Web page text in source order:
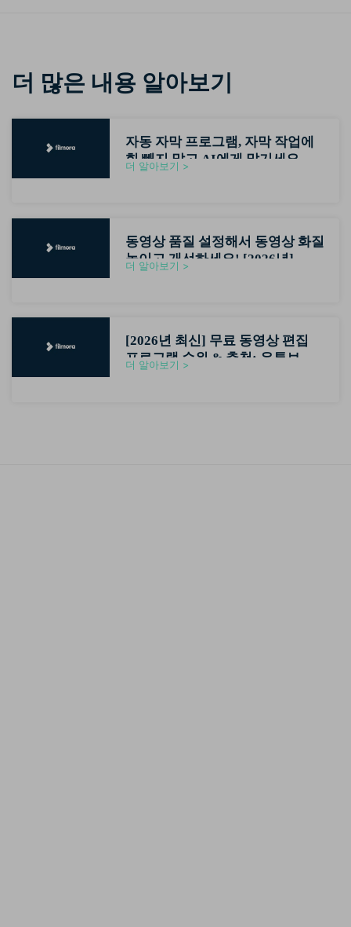
더 많은 내용 알아보기
자동 자막 프로그램, 자막 작업에
힘 빼지 말고 AI에게 맡기세요
(2026최신)
더 알아보기 >
동영상 품질 설정해서 동영상 화질
높이고 개선하세요! [2026년]
더 알아보기 >
[2026년 최신] 무료 동영상 편집
프로그램 순위 & 추천: 유튜브 초
더 알아보기 >